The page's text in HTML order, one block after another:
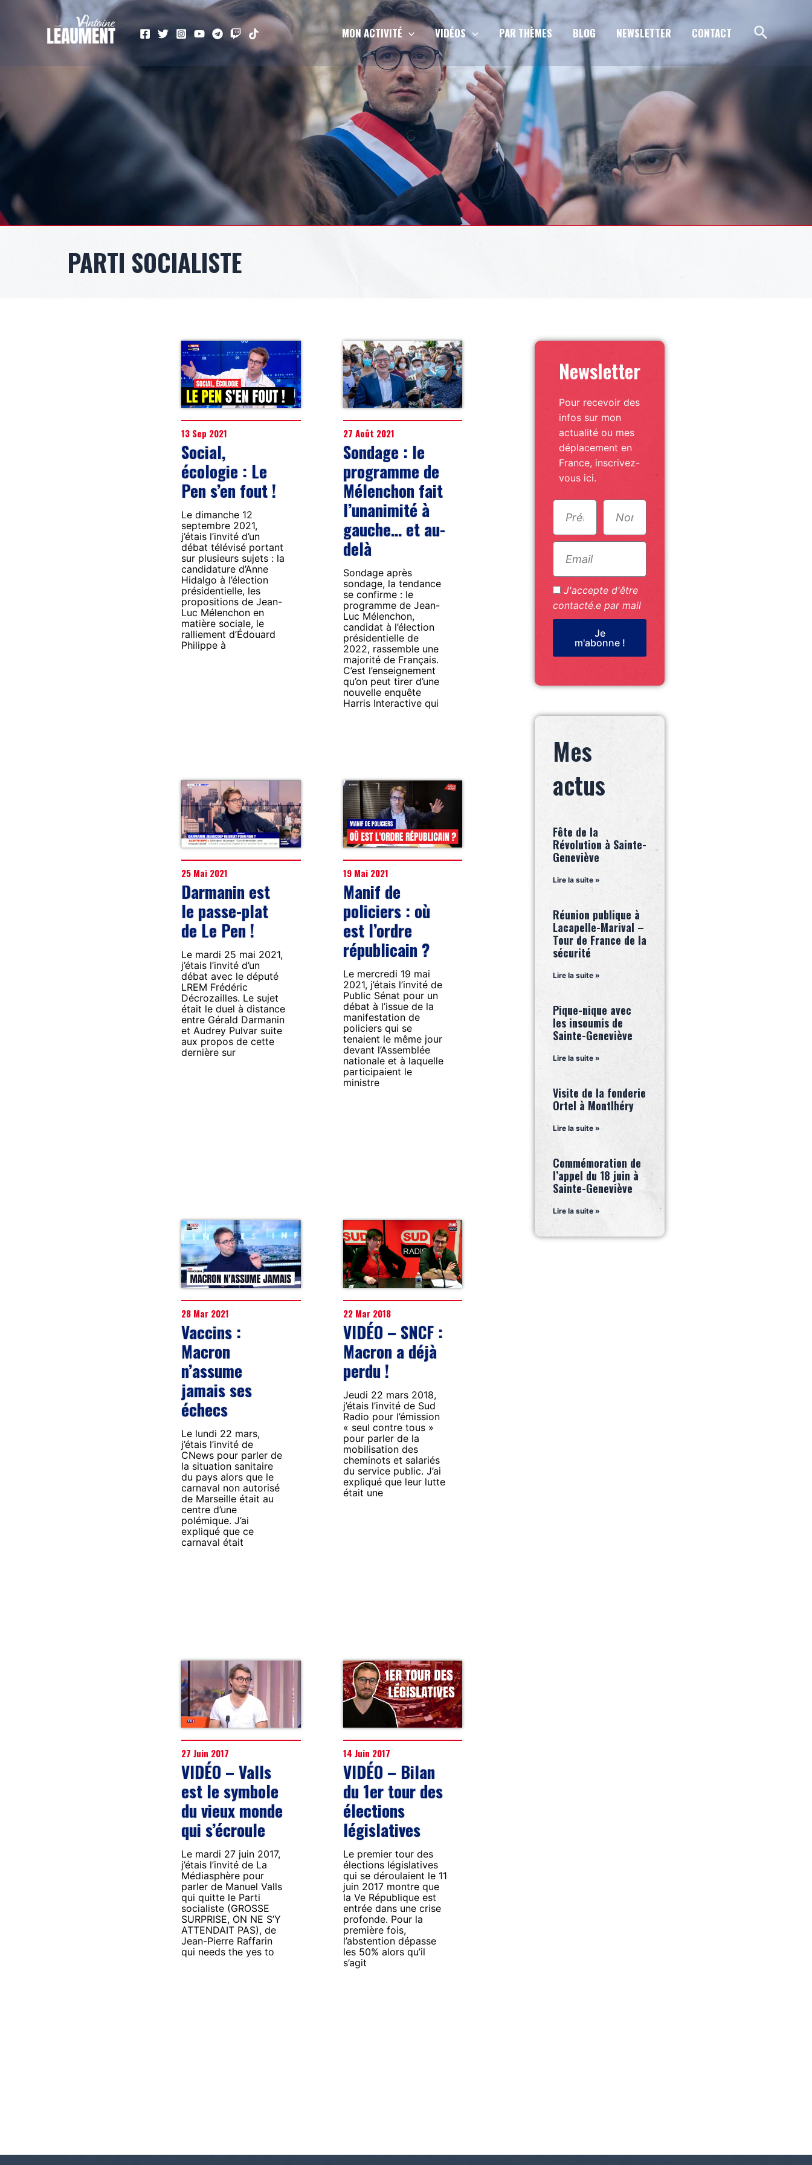
MON ACTIVITÉ VIDÉOS PAR THÈMES BLOG NEWSLETTER CONTACT
PARTI SOCIALISTE
13 Sep 2021
Social,
écologie : Le
Pen s’en fout !
Le dimanche 12
septembre 2021,
j’étais l’invité d’un
débat télévisé portant
sur plusieurs sujets : la
candidature d’Anne
Hidalgo à l’élection
présidentielle, les
propositions de Jean-
Luc Mélenchon en
matière sociale, le
ralliement d’Édouard
Philippe à
27 Août 2021
Sondage : le
programme de
Mélenchon fait
l’unanimité à
gauche… et au-
delà
Sondage après
sondage, la tendance
se confirme : le
programme de Jean-
Luc Mélenchon,
candidat à l’élection
présidentielle de
2022, rassemble une
majorité de Français.
C’est l’enseignement
qu’on peut tirer d’une
nouvelle enquête
Harris Interactive qui
25 Mai 2021
Darmanin est
le passe-plat
de Le Pen !
Le mardi 25 mai 2021,
j’étais l’invité d’un
débat avec le député
LREM Frédéric
Décrozailles. Le sujet
était le duel à distance
entre Gérald Darmanin
et Audrey Pulvar suite
aux propos de cette
dernière sur
19 Mai 2021
Manif de
policiers : où
est l’ordre
républicain ?
Le mercredi 19 mai
2021, j’étais l’invité de
Public Sénat pour un
débat à l’issue de la
manifestation de
policiers qui se
tenaient le même jour
devant l’Assemblée
nationale et à laquelle
participaient le
ministre
28 Mar 2021
Vaccins :
Macron
n’assume
jamais ses
échecs
Le lundi 22 mars,
j’étais l’invité de
CNews pour parler de
la situation sanitaire
du pays alors que le
carnaval non autorisé
de Marseille était au
centre d’une
polémique. J’ai
expliqué que ce
carnaval était
22 Mar 2018
VIDÉO – SNCF :
Macron a déjà
perdu !
Jeudi 22 mars 2018,
j’étais l’invité de Sud
Radio pour l’émission
« seul contre tous »
pour parler de la
mobilisation des
cheminots et salariés
du service public. J’ai
expliqué que leur lutte
était une
27 Juin 2017
VIDÉO – Valls
est le symbole
du vieux monde
qui s’écroule
Le mardi 27 juin 2017,
j’étais l’invité de La
Médiasphère pour
parler de Manuel Valls
qui quitte le Parti
socialiste (GROSSE
SURPRISE, ON NE S’Y
ATTENDAIT PAS), de
Jean-Pierre Raffarin
qui needs the yes to
14 Juin 2017
VIDÉO – Bilan
du 1er tour des
élections
législatives
Le premier tour des
élections législatives
qui se déroulaient le 11
juin 2017 montre que
la Ve République est
entrée dans une crise
profonde. Pour la
première fois,
l’abstention dépasse
les 50% alors qu’il
s’agit
Newsletter
Pour recevoir des
infos sur mon
actualité ou mes
déplacement en
France, inscrivez-
vous ici.
J'accepte d'être
contacté.e par mail
Je
m'abonne !
Mes
actus
Fête de la
Révolution à Sainte-
Geneviève
Lire la suite »
Réunion publique à
Lacapelle-Marival –
Tour de France de la
sécurité
Lire la suite »
Pique-nique avec
les insoumis de
Sainte-Geneviève
Lire la suite »
Visite de la fonderie
Ortel à Montlhéry
Lire la suite »
Commémoration de
l’appel du 18 juin à
Sainte-Geneviève
Lire la suite »